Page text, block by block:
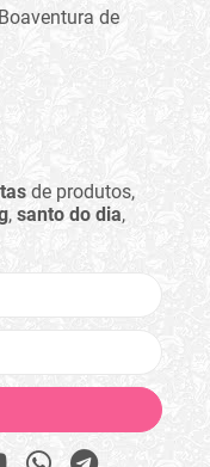
de
de produtos,
, santo do dia,